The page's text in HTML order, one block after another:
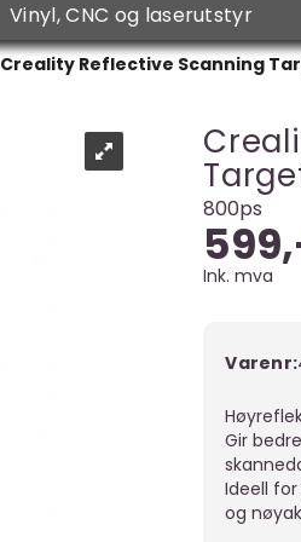
Vinyl, CNC og laserutstyr
Creality Reflective Scanning
800ps
Ink. mva
Varenr:
Gir
Ideell
og